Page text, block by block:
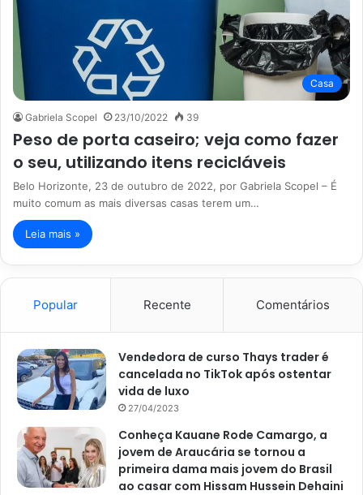
Casa
Gabriela Scopel 23/10/2022 39
Peso de porta caseiro; veja como fazer
o seu, utilizando itens recicláveis
Belo Horizonte, 23 de outubro de 2022, por Gabriela Scopel – É
muito comum as mais diversas casas terem um…
Leia mais »
Popular Recente Comentários
Vendedora de curso Thays trader é
cancelada no TikTok após ostentar
vida de luxo
27/04/2023
Conheça Kauane Rode Camargo, a
jovem de Araucária se tornou a
primeira dama mais jovem do Brasil
ao casar com Hissam Hussein Dehaini